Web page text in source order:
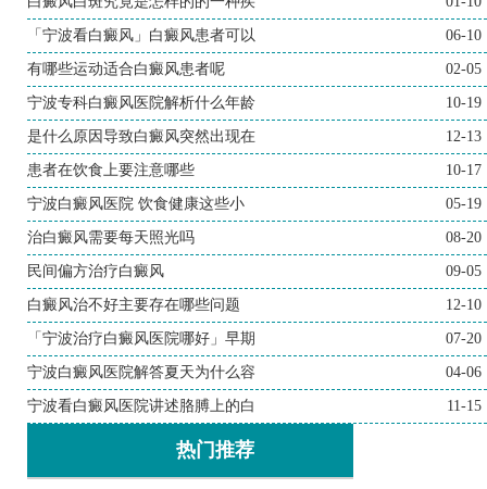
「宁波看白癜风」白癜风患者可以 06-10
有哪些运动适合白癜风患者呢 02-05
宁波专科白癜风医院解析什么年龄 10-19
是什么原因导致白癜风突然出现在 12-13
患者在饮食上要注意哪些 10-17
宁波白癜风医院 饮食健康这些小 05-19
治白癜风需要每天照光吗 08-20
民间偏方治疗白癜风 09-05
白癜风治不好主要存在哪些问题 12-10
「宁波治疗白癜风医院哪好」早期 07-20
宁波白癜风医院解答夏天为什么容 04-06
宁波看白癜风医院讲述胳膊上的白 11-15
热门推荐